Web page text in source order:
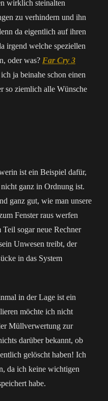
wirklich steinalten
zu verhindern und ihn
da eigentlich auf ihren
irgend welche speziellen
oder was? Far Cry 3
ja beinahe schon einen
so ziemlich alle Wünsche
ist ein Beispiel dafür,
ganz in Ordnung ist.
ganz gut, wie man unsere
Fenster raus werfen
sogar neue Rechner
Unwesen treibt, der
in das System
in der Lage ist ein
möchte ich nicht
Müllverwertung zur
darüber bekannt, ob
gelöscht haben! Ich
da ich keine wichtigen
habe.